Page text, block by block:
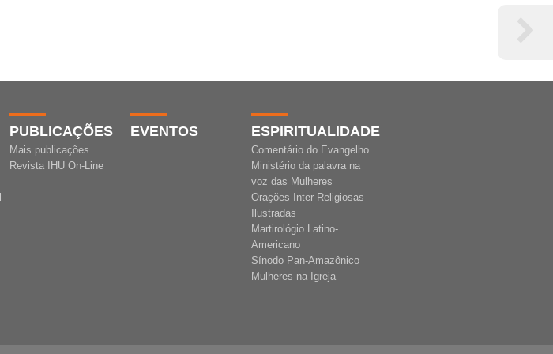
PUBLICAÇÕES
Mais publicações
Revista IHU On-Line
EVENTOS ESPIRITUALIDADE
Comentário do Evangelho
Ministério da palavra na
voz das Mulheres
Orações Inter-Religiosas
Ilustradas
Martirológio Latino-
Americano
Sínodo Pan-Amazônico
Mulheres na Igreja